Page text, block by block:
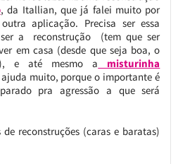
, da Itallian, que já falei muito por
aplicação. Precisa ser essa
ser a reconstrução (tem que ser
em casa (desde que seja boa, o
e até mesmo a misturinha
muito, porque o importante é
pra agressão a que será
de reconstruções (caras e baratas)